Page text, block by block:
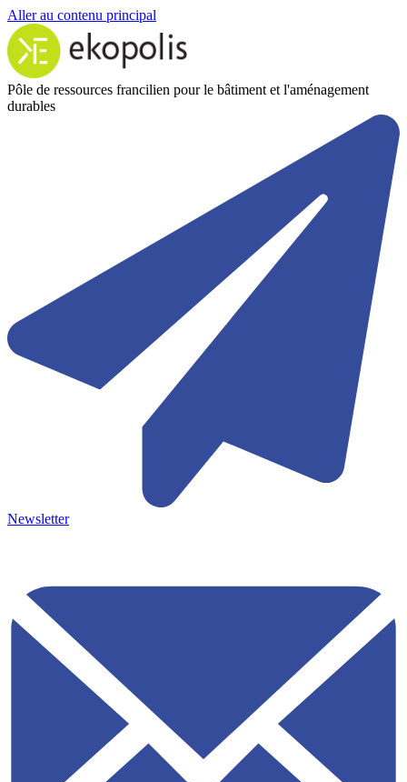
Aller au contenu principal
Pôle de ressources francilien pour le bâtiment et l'aménagement
durables
Newsletter